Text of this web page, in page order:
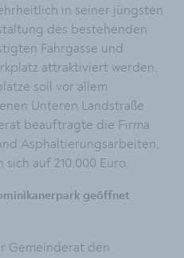
in seiner jüngsten
des bestehenden
Fahrgasse und
attraktiviert werden.
soll vor allem
Unteren Landstraße
beauftragte die Firma
Asphaltierungsarbeiten,
auf 210.000 Euro.
geöffnet
Gemeinderat den